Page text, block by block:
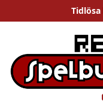
Tidlösa